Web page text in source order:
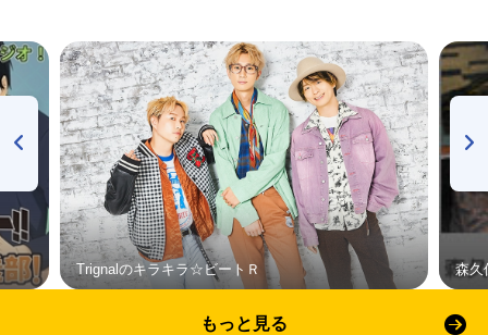
Trignalのキラキラ☆ビートＲ 森久
もっと見る